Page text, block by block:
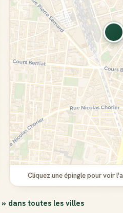
Cliquez une épingle pour voir
dans toutes les villes